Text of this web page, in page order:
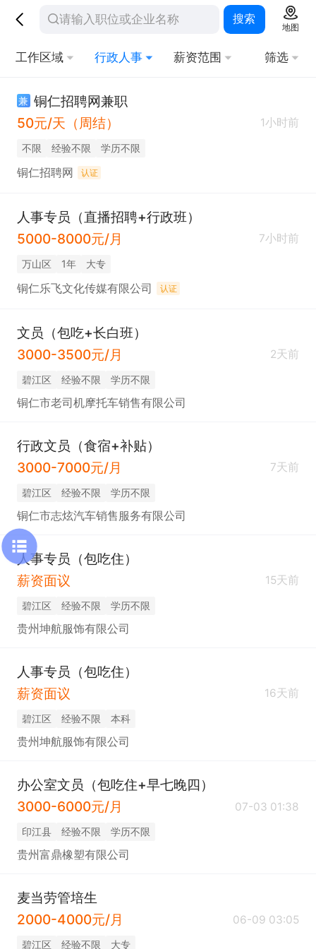
搜索
地图
工作区域 行政人事 薪资范围 筛选
兼 铜仁招聘网兼职
50元/天（周结）
1小时前
不限 经验不限 学历不限
铜仁招聘网 认证
人事专员（直播招聘+行政班）
5000-8000元/月
7小时前
万山区 1年 大专
铜仁乐飞文化传媒有限公司 认证
文员（包吃+长白班）
3000-3500元/月
2天前
碧江区 经验不限 学历不限
铜仁市老司机摩托车销售有限公司
行政文员（食宿+补贴）
3000-7000元/月
7天前
碧江区 经验不限 学历不限
铜仁市志炫汽车销售服务有限公司
人事专员（包吃住）
薪资面议
15天前
碧江区 经验不限 学历不限
贵州坤航服饰有限公司
人事专员（包吃住）
薪资面议
16天前
碧江区 经验不限 本科
贵州坤航服饰有限公司
办公室文员（包吃住+早七晚四）
3000-6000元/月
07-03 01:38
印江县 经验不限 学历不限
贵州富鼎橡塑有限公司
麦当劳管培生
2000-4000元/月
06-09 03:05
碧江区 经验不限 大专